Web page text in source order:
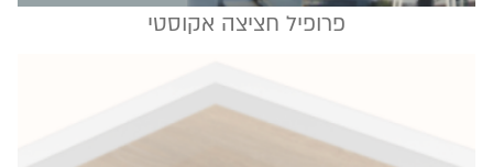
פרופיל חציצה אקוסטי